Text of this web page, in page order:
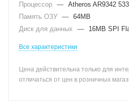
Процессор — Atheros AR9342
Память ОЗУ — 64MB
Диск для данных
— 16MB SPI
Все характеристики
Цена действительна только для
отличаться от цен в розничных